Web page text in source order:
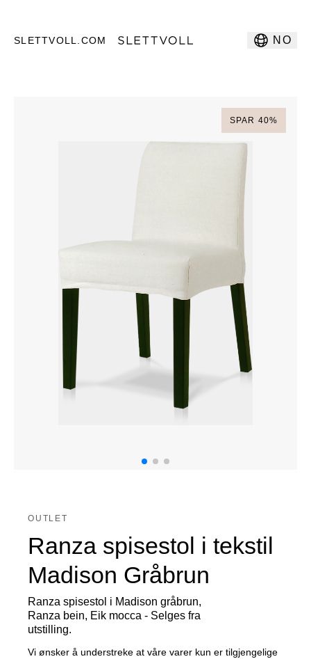
SLETTVOLL.COM NO
SPAR 40%
OUTLET
Ranza spisestol i tekstil
Madison Gråbrun
Ranza spisestol i Madison gråbrun,
Ranza bein, Eik mocca - Selges fra
utstilling.
Vi ønsker å understreke at våre varer kun er tilgjengelige